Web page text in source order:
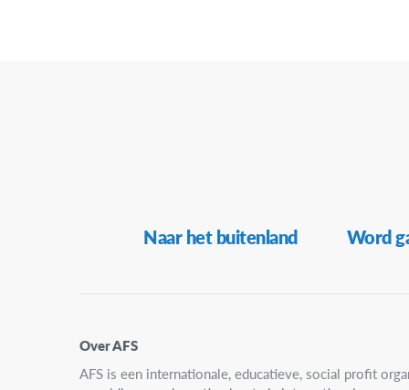
23:00
Naar het buitenland Word
Over AFS
AFS is een internationale, educatieve, social profit